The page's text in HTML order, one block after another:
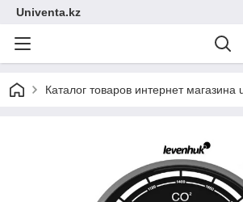
Univenta.kz
Каталог товаров интернет магазина